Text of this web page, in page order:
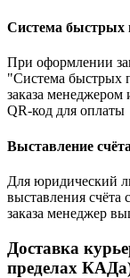
Система
При оформлении
"Система быстрых
заказа
QR-код для оплаты
Выставление счёта
Для юридический
выставления счёта
заказа менеджер
Доставка
пределах